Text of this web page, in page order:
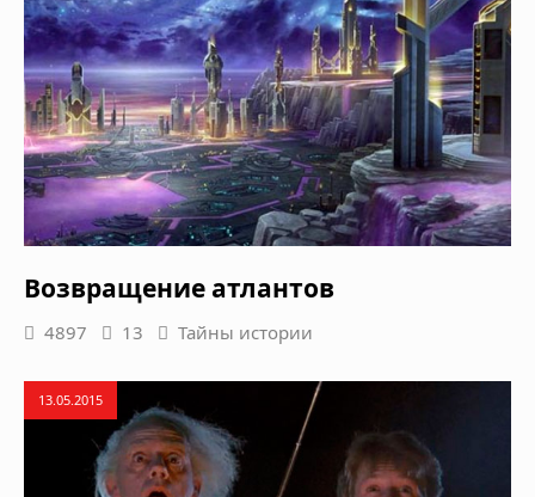
Возвращение атлантов
4897 13 Тайны истории
13.05.2015